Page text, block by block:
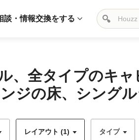
談・情報交換をする
、全タイプのキ
ジの床、シング
レイアウト (1) タイプ